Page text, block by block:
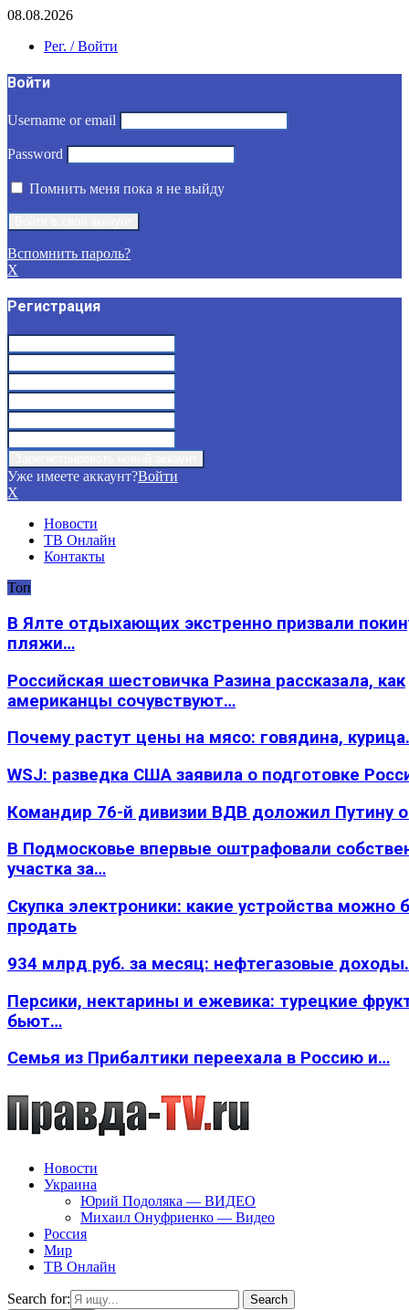
08.08.2026
Рег. / Войти
Войти
Username or email
Password
Помнить меня пока я не выйду
Вспомнить пароль?
X
Регистрация
Уже имеете аккаунт?Войти
X
Новости
ТВ Онлайн
Контакты
Топ
В Ялте отдыхающих экстренно призвали
пляжи…
Российская шестовичка Разина рассказала, как
американцы сочувствуют…
Почему растут цены на мясо: говядина,
WSJ: разведка США заявила о подготовке
Командир 76-й дивизии ВДВ доложил Путину
В Подмосковье впервые оштрафовали
участка за…
Скупка электроники: какие устройства можно
продать
934 млрд руб. за месяц: нефтегазовые
Персики, нектарины и ежевика: турецкие
бьют…
Семья из Прибалтики переехала в Россию и…
Новости
Украина
Юрий Подоляка — ВИДЕО
Михаил Онуфриенко — Видео
Россия
Мир
ТВ Онлайн
Search for:
Search